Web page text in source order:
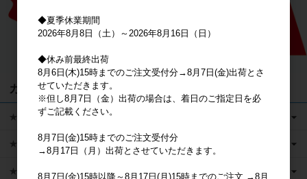
カテゴリ
★キャラクターグッズ
★新商品
★かえるのピクルス ライセンス商品
◆夏季休業期間
2026年8月8日（土）～2026年8月16日（日）
◆休み前最終出荷
8月6日(木)15時までのご注文受付分→8月7日(金)出荷とさ
せていただきます。
※但し8月7日（金）出荷の場合は、着日のご指定日を必
ずご記載ください。
8月7日(金)15時までのご注文受付分
→8月17日（月）出荷とさせていただきます。
8月7日(金)15時以降～8月17日(月)15時までのご注文 →8月